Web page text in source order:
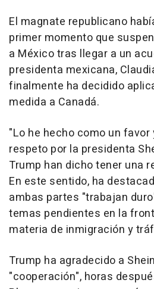
El magnate republicano
primer momento que
a México tras llegar a un
presidenta mexicana,
finalmente ha decidido
medida a Canadá.
"Lo he hecho como un
respeto por la presidenta
Trump han dicho tener una
En este sentido, ha
ambas partes "trabajan
temas pendientes en la
materia de inmigración y
Trump ha agradecido a
"cooperación", horas